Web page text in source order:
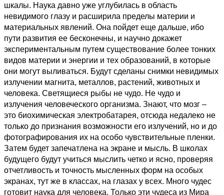
шкалы. Наука давно уже углубилась в область
невидимого глазу и расширила пределы материи и
материальных явлений. Она пойдет еще дальше, ибо
пути развития ее бесконечны, и научно докажет
экспериментальным путем существование более тонких
видов материи и энергии и тех образований, в которые
они могут выливаться. Будут сделаны снимки невидимых
излучении магнита, металлов, растений, животных и
человека. Светящиеся рыбы не чудо. Не чудо и
излучения человеческого организма. Знают, что мозг –
это биохимическая электробатарея, отсюда недалеко не
только до признания возможности его излучений, но и до
фотографирования их на особо чувствительные пленки.
Затем будет запечатлена на экране и мысль. В школах
будущего будут учиться мыслить четко и ясно, проверяя
отчетливость и точность мысленных форм на особых
экранах, тут же в классах, на глазах у всех. Много чудес
готовит наука для человека. Только эти чудеса из Мира